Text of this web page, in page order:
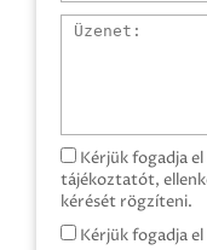
Üzenet
Kérjük fogadja
tájékoztatót,
kérését rögzíteni.
Kérjük fogadja